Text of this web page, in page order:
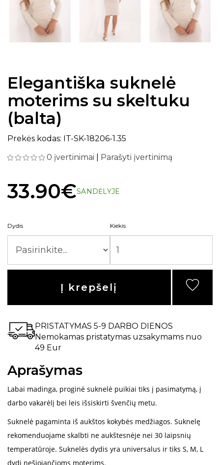
Elegantiška suknelė
moterims su skeltuku
(balta)
Prekės kodas: IT-SK-18206-1.35
0 įvertinimai
Parašyti įvertinimą
33.90€SANDĖLYJE
Dydis Kiekis
Į krepšelį
PRISTATYMAS 5-9 DARBO DIENOS
Nemokamas pristatymas uzsakymams nuo
49 Eur
Aprašymas
Labai madinga, proginė suknelė puikiai tiks į pasimatymą, į
darbo vakarėlį bei leis išsiskirti švenčių metu.
Suknelė pagaminta iš aukštos kokybės medžiagos. Suknelę
rekomenduojame skalbti ne aukštesnėje nei 30 laipsnių
temperatūroje. Suknelės dydis yra universalus ir tiks S, M, L
dydį nešiojančioms moterims.